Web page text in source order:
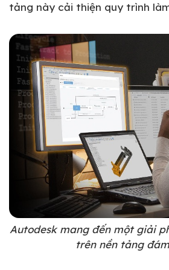
tảng này cải thiện quy trình
Autodesk mang đến một giải
trên nền tảng